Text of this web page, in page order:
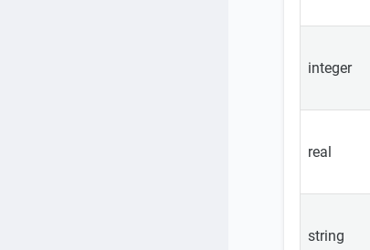
integer
real
string